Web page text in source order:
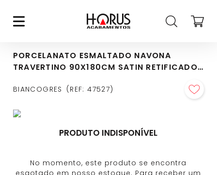
PORCELANATO ESMALTADO NAVONA
TRAVERTINO 90X180CM SATIN RETIFICADO
BIANCOGRES REF:47527
PRODUTO INDISPONÍVEL